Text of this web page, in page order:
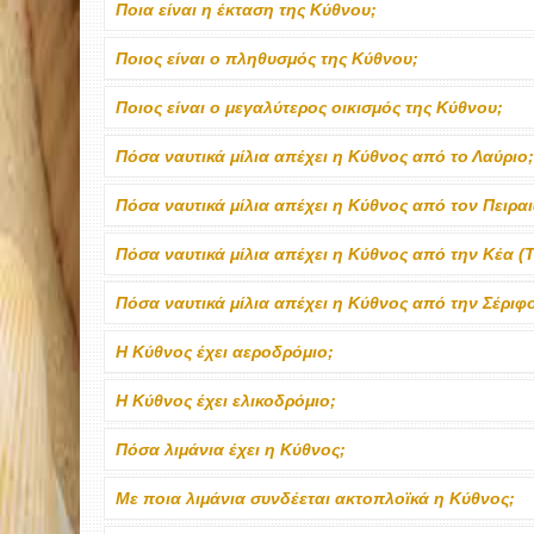
Ποια είναι η έκταση της Κύθνου;
Ποιος είναι ο πληθυσμός της Κύθνου;
Ποιος είναι ο μεγαλύτερος οικισμός της Κύθνου;
Πόσα ναυτικά μίλια απέχει η Κύθνος από το Λαύριο;
Πόσα ναυτικά μίλια απέχει η Κύθνος από τον
Πόσα ναυτικά μίλια απέχει η Κύθνος από την Κέα
Πόσα ναυτικά μίλια απέχει η Κύθνος από την
Η Κύθνος έχει αεροδρόμιο;
Η Κύθνος έχει ελικοδρόμιο;
Πόσα λιμάνια έχει η Κύθνος;
Με ποια λιμάνια συνδέεται ακτοπλοϊκά η Κύθνος;